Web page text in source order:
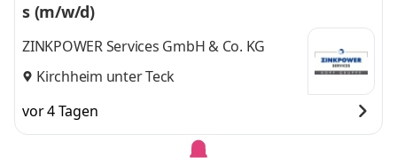
s (m/w/d)
ZINKPOWER Services GmbH & Co. KG
Kirchheim unter Teck
vor 4 Tagen